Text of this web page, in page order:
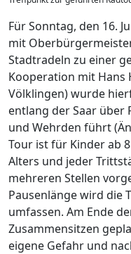
Für Sonntag, den 16.
mit
Stadtradeln zu einer
Kooperation mit Hans
Völklingen) wurde
entlang der Saar über
und Wehrden führt
Tour ist für Kinder ab
Alters und jeder
mehreren Stellen
Pausenlänge wird die
umfassen. Am Ende
Zusammensitzen
eigene Gefahr und